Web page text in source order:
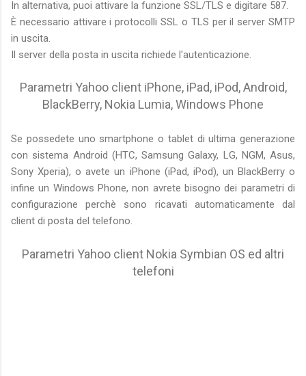
In alternativa, puoi attivare la funzione SSL/TLS e digitare 587.
È necessario attivare i protocolli SSL o TLS per il server SMTP
in uscita.
Il server della posta in uscita richiede l'autenticazione.
Parametri Yahoo client iPhone, iPad, iPod, Android,
BlackBerry, Nokia Lumia, Windows Phone
Se possedete uno smartphone o tablet di ultima generazione
con sistema Android (HTC, Samsung Galaxy, LG, NGM, Asus,
Sony Xperia), o avete un iPhone (iPad, iPod), un BlackBerry o
infine un Windows Phone, non avrete bisogno dei parametri di
configurazione perchè sono ricavati automaticamente dal
client di posta del telefono.
Parametri Yahoo client Nokia Symbian OS ed altri
telefoni